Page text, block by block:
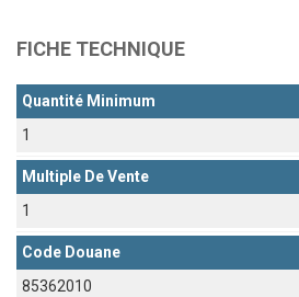
FICHE TECHNIQUE
Quantité Minimum
1
Multiple De Vente
1
Code Douane
85362010